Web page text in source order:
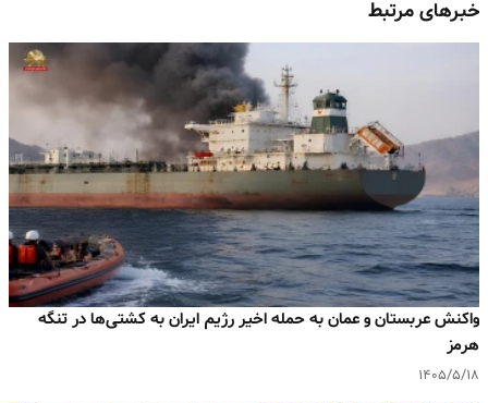
خبرهای مرتبط
واکنش عربستان و عمان به حمله اخیر رژیم ایران به کشتی‌ها در تنگه
هرمز
۱۴۰۵/۵/۱۸